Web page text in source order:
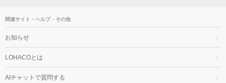
関連サイト・ヘルプ・その他
お知らせ
LOHACOとは
AIチャットで質問する